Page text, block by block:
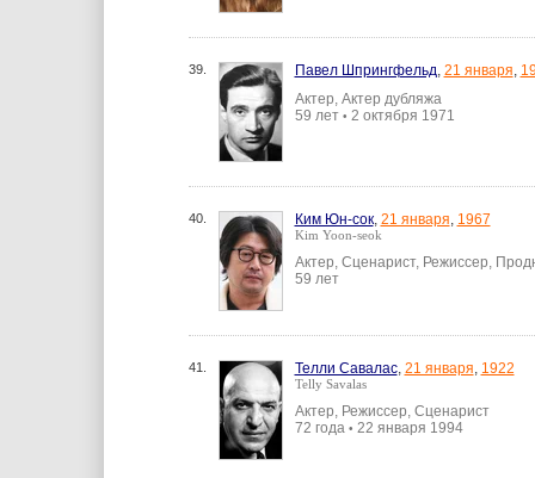
39. Павел Шпрингфельд, 21 января,
Актер, Актер дубляжа
59 лет • 2 октября 1971
40. Ким Юн-сок, 21 января, 1967
Kim Yoon-seok
Актер, Сценарист, Режиссер,
59 лет
41. Телли Савалас, 21 января, 1922
Telly Savalas
Актер, Режиссер, Сценарист
72 года • 22 января 1994